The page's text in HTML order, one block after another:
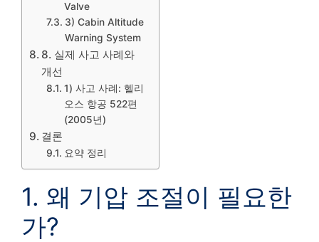
Valve
3) Cabin Altitude
Warning System
8. 실제 사고 사례와
개선
1) 사고 사례: 헬리
오스 항공 522편
(2005년)
결론
요약 정리
1. 왜 기압 조절이 필요한
가?